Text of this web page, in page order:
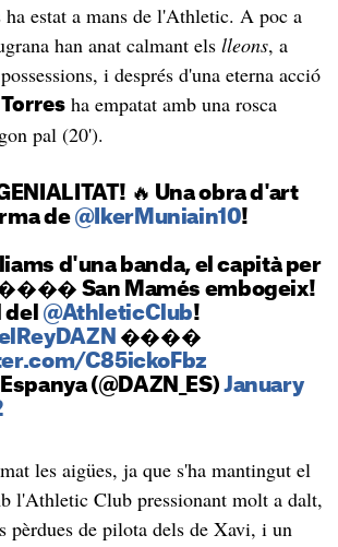
estat a mans de l'Athletic. A poc a
han anat calmant els lleons, a
i després d'una eterna acció
ha empatat amb una rosca
pal (20').
🔥 Una obra d'art
de @IkerMuniain10!
d'una banda, el capità per
San Mamés embogeix!
@AthleticClub!
����
C85ickoFbz
(@DAZN_ES) January
les aigües, ja que s'ha mantingut el
l'Athletic Club pressionant molt a dalt,
pèrdues de pilota dels de Xavi, i un